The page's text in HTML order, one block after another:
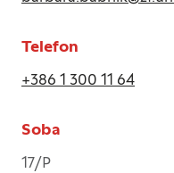
Telefon
+386 1 300 11 64
Soba
17/P
spletno mesto deluje
neposredno vaše
zagotovijo bolj
informacij in
Blokiranje določenih